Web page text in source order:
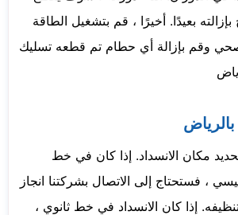
بعيدًا. أخيرًا ، قم بتشغيل الطاقة
وقم بإزالة أي حطام تم قطعه تسليك
مكان الانسداد. إذا كان في خط
، فستحتاج إلى الاتصال بشركتنا انجاز
إذا كان الانسداد في خط ثانوي ،